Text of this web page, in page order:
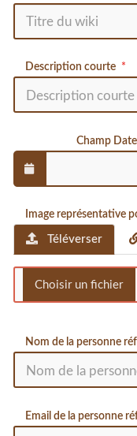
Description courte
Champ Date
Image représentative
Téléverser
Nom de la personne
Email de la personne